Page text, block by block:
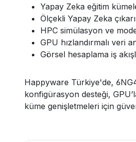
Yapay Zeka eğitim
Ölçekli Yapay Zeka
HPC simülasyon ve
GPU hızlandırmalı veri
Görsel hesaplama iş
Happyware Türkiye'de,
konfigürasyon desteği,
küme genişletmeleri için